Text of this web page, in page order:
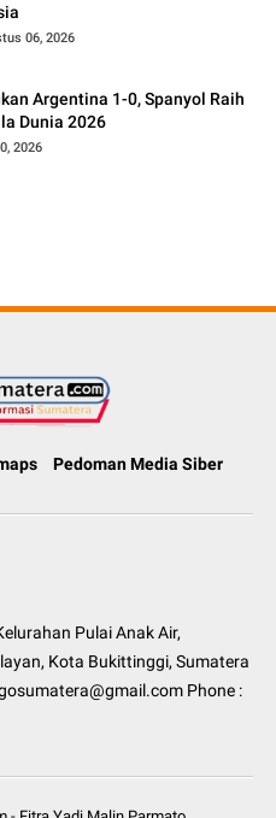
06, 2026
Argentina 1-0, Spanyol Raih
Dunia 2026
2026
Pedoman Media Siber
Pulai Anak Air,
Kota Bukittinggi, Sumatera
Phone :